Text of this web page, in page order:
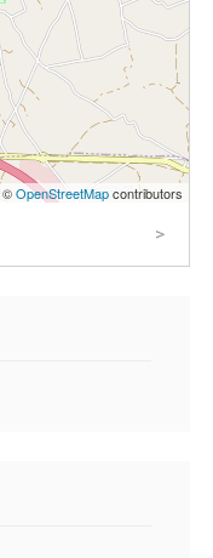
©OpenStreetMapcontributors